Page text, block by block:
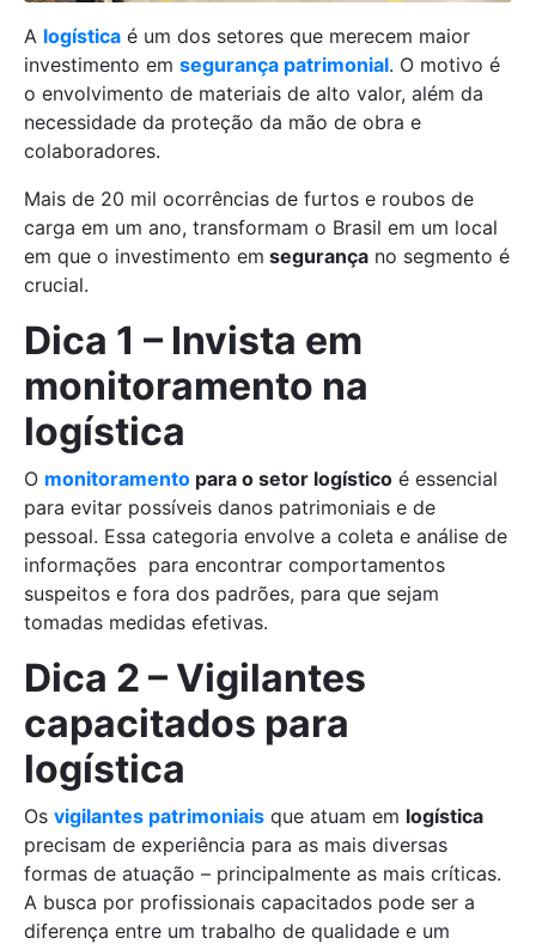
A logística é um dos setores que merecem maior
investimento em segurança patrimonial. O motivo é
o envolvimento de materiais de alto valor, além da
necessidade da proteção da mão de obra e
colaboradores.
Mais de 20 mil ocorrências de furtos e roubos de
carga em um ano, transformam o Brasil em um local
em que o investimento em segurança no segmento é
crucial.
Dica 1 – Invista em
monitoramento na
logística
O monitoramento para o setor logístico é essencial
para evitar possíveis danos patrimoniais e de
pessoal. Essa categoria envolve a coleta e análise de
informações para encontrar comportamentos
suspeitos e fora dos padrões, para que sejam
tomadas medidas efetivas.
Dica 2 – Vigilantes
capacitados para
logística
Os vigilantes patrimoniais que atuam em logística
precisam de experiência para as mais diversas
formas de atuação – principalmente as mais críticas.
A busca por profissionais capacitados pode ser a
diferença entre um trabalho de qualidade e um